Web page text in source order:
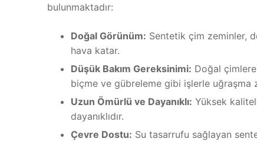
bulunmaktadır:
Doğal Görünüm: Sentetik çim zeminler,
hava katar.
Düşük Bakım Gereksinimi: Doğal
biçme ve gübreleme gibi işlerle uğraşma
Uzun Ömürlü ve Dayanıklı: Yüksek
dayanıklıdır.
Çevre Dostu: Su tasarrufu sağlayan